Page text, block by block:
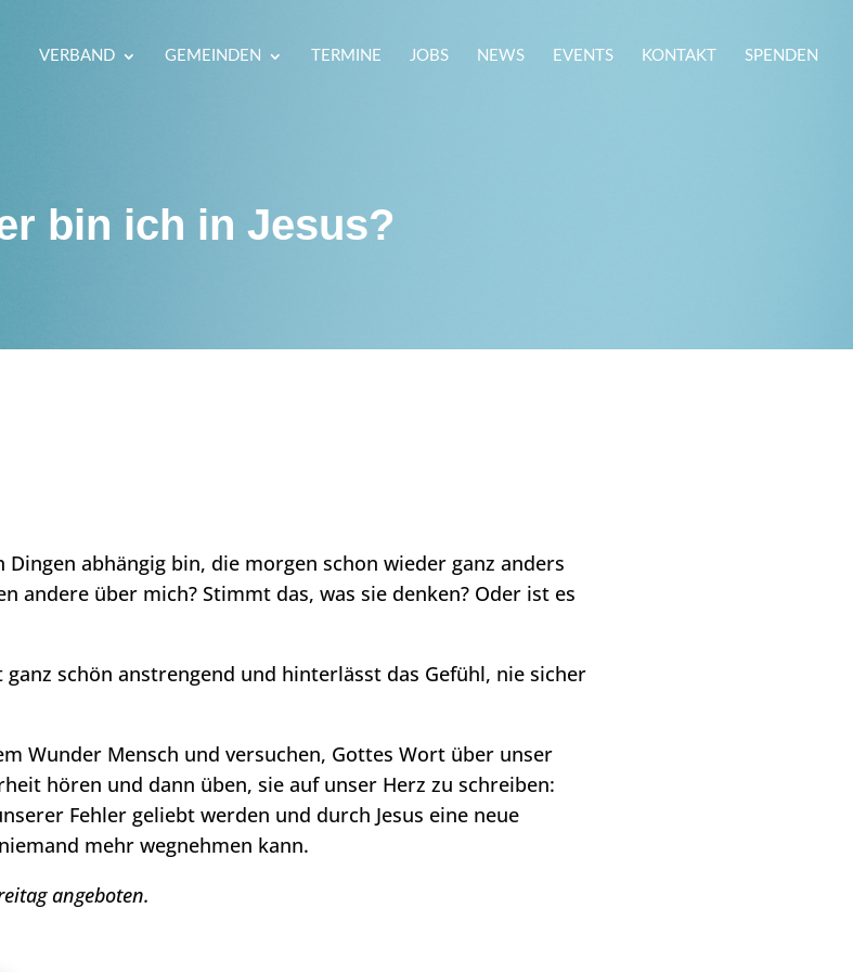
VERBAND GEMEINDEN TERMINE JOBS NEWS EVENTS KONTAKT SPENDEN
bin ich in Jesus?
abhängig bin, die morgen schon wieder ganz anders
andere über mich? Stimmt das, was sie denken? Oder ist es
schön anstrengend und hinterlässt das Gefühl, nie sicher
Wunder Mensch und versuchen, Gottes Wort über unser
hören und dann üben, sie auf unser Herz zu schreiben:
Fehler geliebt werden und durch Jesus eine neue
mehr wegnehmen kann.
angeboten.